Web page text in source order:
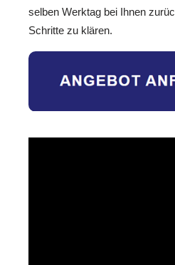
selben Werktag bei Ihnen
Schritte zu klären.